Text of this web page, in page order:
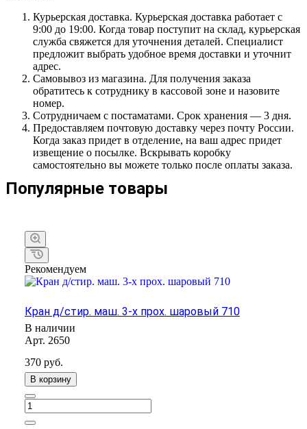
Курьерская доставка. Курьерская доставка работает с
9:00 до 19:00. Когда товар поступит на склад, курьерская
служба свяжется для уточнения деталей. Специалист
предложит выбрать удобное время доставки и уточнит
адрес.
Самовывоз из магазина. Для получения заказа
обратитесь к сотруднику в кассовой зоне и назовите
номер.
Сотрудничаем с постаматами. Срок хранения — 3 дня.
Предоставляем почтовую доставку через почту России.
Когда заказ придет в отделение, на ваш адрес придет
извещение о посылке. Вскрывать коробку
самостоятельно вы можете только после оплаты заказа.
Популярные товары
Рекомендуем
Кран д/стир. маш. 3-х прох. шаровый 710
В наличии
Арт. 2650
370 руб.
В корзину